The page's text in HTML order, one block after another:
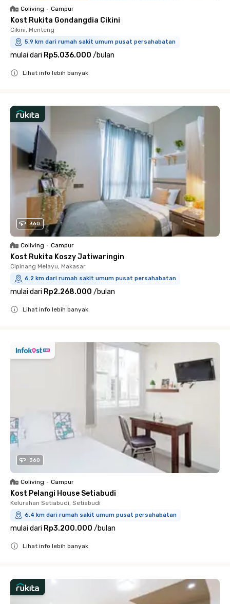
Coliving • Campur
Kost Rukita Gondangdia Cikini
Cikini, Menteng
5.9 km dari rumah sakit umum pusat persahabatan
mulai dari Rp5.036.000 /bulan
Lihat info lebih banyak
360
Coliving • Campur
Kost Rukita Koszy Jatiwaringin
Cipinang Melayu, Makasar
6.2 km dari rumah sakit umum pusat persahabatan
mulai dari Rp2.268.000 /bulan
Lihat info lebih banyak
360
Coliving • Campur
Kost Pelangi House Setiabudi
Kelurahan Setiabudi, Setiabudi
6.4 km dari rumah sakit umum pusat persahabatan
mulai dari Rp3.200.000 /bulan
Lihat info lebih banyak